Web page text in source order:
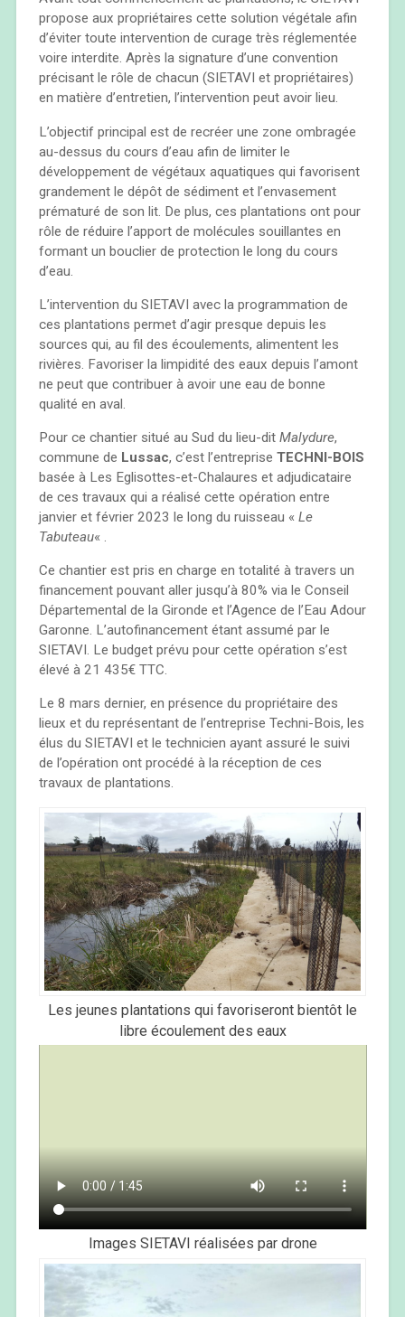
propose aux propriétaires cette solution végétale afin
d’éviter toute intervention de curage très réglementée
voire interdite. Après la signature d’une convention
précisant le rôle de chacun (SIETAVI et propriétaires)
en matière d’entretien, l’intervention peut avoir lieu.
L’objectif principal est de recréer une zone ombragée
au-dessus du cours d’eau afin de limiter le
développement de végétaux aquatiques qui favorisent
grandement le dépôt de sédiment et l’envasement
prématuré de son lit. De plus, ces plantations ont pour
rôle de réduire l’apport de molécules souillantes en
formant un bouclier de protection le long du cours
d’eau.
L’intervention du SIETAVI avec la programmation de
ces plantations permet d’agir presque depuis les
sources qui, au fil des écoulements, alimentent les
rivières. Favoriser la limpidité des eaux depuis l’amont
ne peut que contribuer à avoir une eau de bonne
qualité en aval.
Pour ce chantier situé au Sud du lieu-dit Malydure,
commune de Lussac, c’est l’entreprise TECHNI-BOIS
basée à Les Eglisottes-et-Chalaures et adjudicataire
de ces travaux qui a réalisé cette opération entre
janvier et février 2023 le long du ruisseau « Le
Tabuteau« .
Ce chantier est pris en charge en totalité à travers un
financement pouvant aller jusqu’à 80% via le Conseil
Départemental de la Gironde et l’Agence de l’Eau Adour
Garonne. L’autofinancement étant assumé par le
SIETAVI. Le budget prévu pour cette opération s’est
élevé à 21 435€ TTC.
Le 8 mars dernier, en présence du propriétaire des
lieux et du représentant de l’entreprise Techni-Bois, les
élus du SIETAVI et le technicien ayant assuré le suivi
de l’opération ont procédé à la réception de ces
travaux de plantations.
Les jeunes plantations qui favoriseront bientôt le
libre écoulement des eaux
Images SIETAVI réalisées par drone